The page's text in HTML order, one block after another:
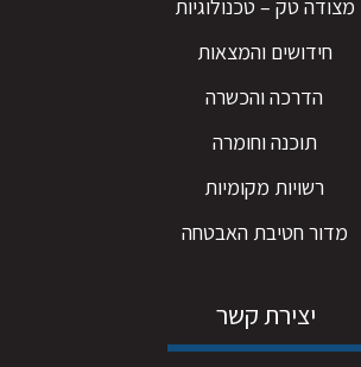
מצודה טק – טכנולוגיות
חידושים והמצאות
הדרכה והכשרה
תוכנה וחומרה
רשויות מקומיות
מדור חטיבת האבטחה
יצירת קשר